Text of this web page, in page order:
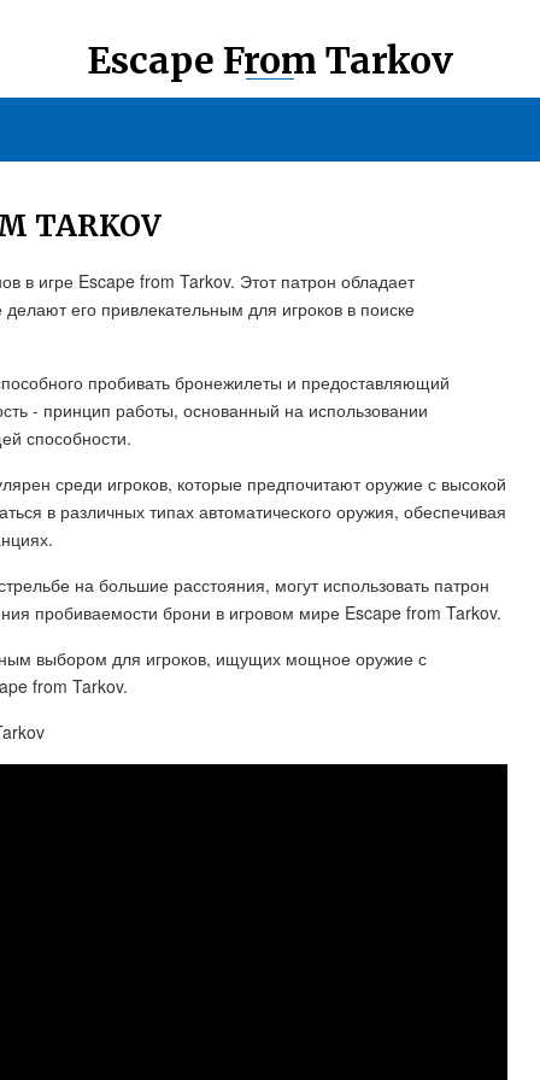
Escape From Tarkov
TARKOV
в игре Escape from Tarkov. Этот патрон обладает
его привлекательным для игроков в поиске
пробивать бронежилеты и предоставляющий
- принцип работы, основанный на использовании
способности.
среди игроков, которые предпочитают оружие с высокой
в различных типах автоматического оружия, обеспечивая
на большие расстояния, могут использовать патрон
пробиваемости брони в игровом мире Escape from Tarkov.
выбором для игроков, ищущих мощное оружие с
from Tarkov.